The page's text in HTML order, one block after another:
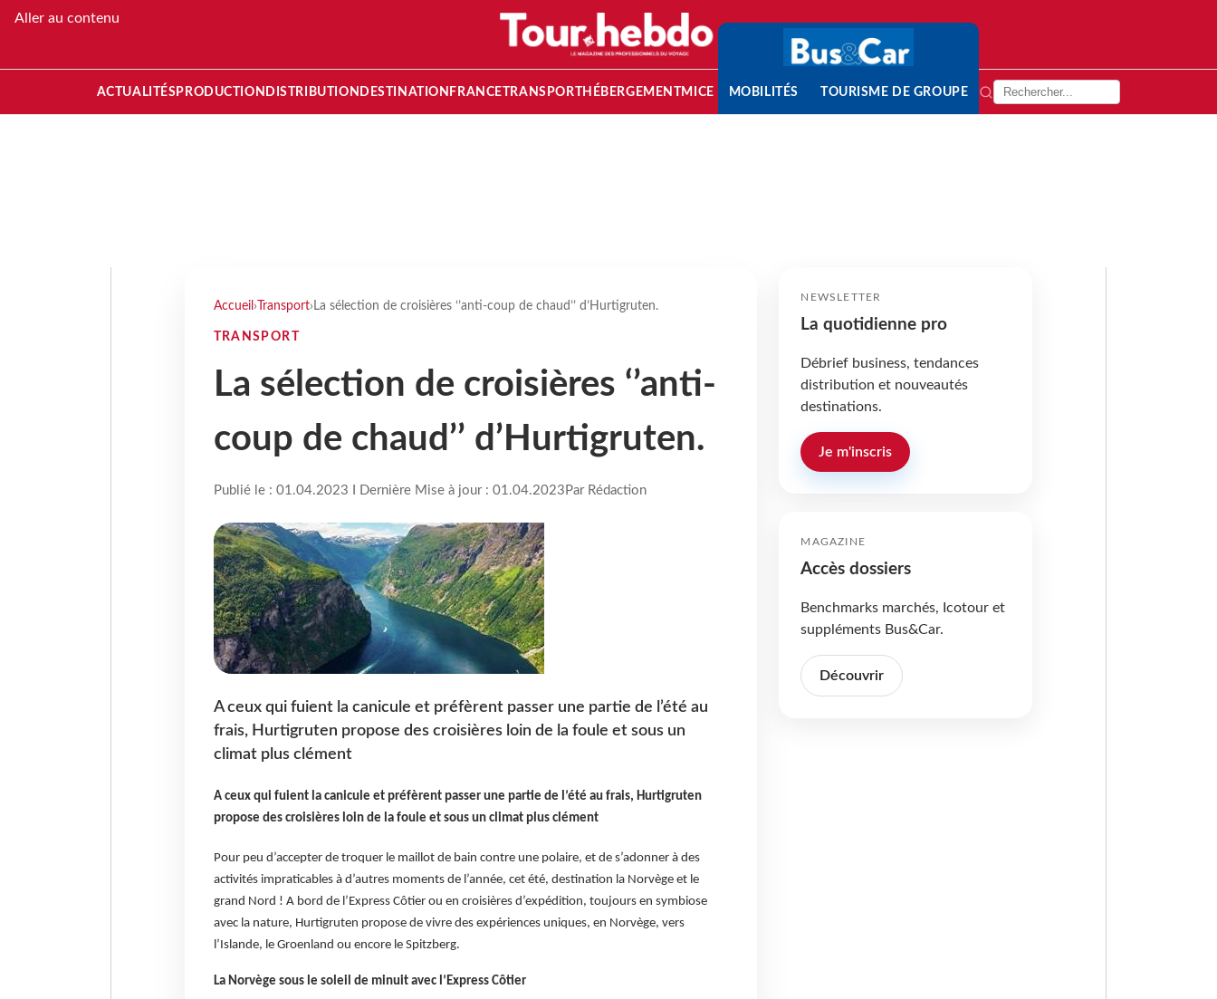
Aller au contenu
ACTUALITÉS PRODUCTION DISTRIBUTION DESTINATION FRANCETRANSPORT HÉBERGEMENTMICE MOBILITÉS TOURISME DE GROUPE
Accueil › Transport› La sélection de croisières ‘’anti-coup de chaud’’ d’Hurtigruten.
TRANSPORT
La sélection de croisières ‘’anti-
coup de chaud’’ d’Hurtigruten.
Publié le : 01.04.2023 I Dernière Mise à jour : 01.04.2023 Par Rédaction
A ceux qui fuient la canicule et préfèrent passer une partie de l’été au
frais, Hurtigruten propose des croisières loin de la foule et sous un
climat plus clément
A ceux qui fuient la canicule et préfèrent passer une partie de l’été au frais, Hurtigruten
propose des croisières loin de la foule et sous un climat plus clément
Pour peu d’accepter de troquer le maillot de bain contre une polaire, et de s’adonner à des
activités impraticables à d’autres moments de l’année, cet été, destination la Norvège et le
grand Nord ! A bord de l’Express Côtier ou en croisières d’expédition, toujours en symbiose
avec la nature, Hurtigruten propose de vivre des expériences uniques, en Norvège, vers
l’Islande, le Groenland ou encore le Spitzberg.
La Norvège sous le soleil de minuit avec l’Express Côtier
NEWSLETTER
La quotidienne pro
Débrief business, tendances
distribution et nouveautés
destinations.
Je m'inscris
MAGAZINE
Accès dossiers
Benchmarks marchés, Icotour et
suppléments Bus&Car.
Découvrir